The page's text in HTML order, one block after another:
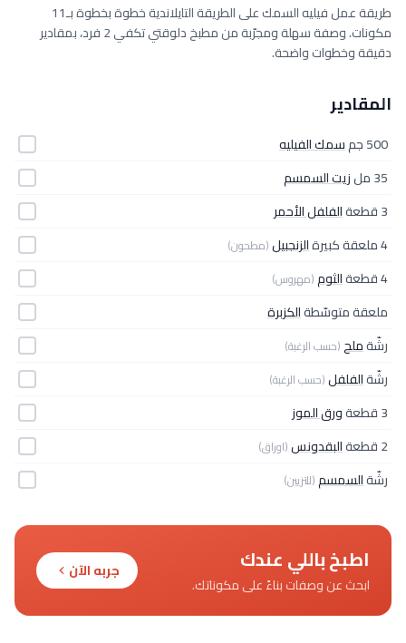
طريقة عمل فيليه السمك على الطريقة التايلاندية خطوة بخطوة بـ11
مكونات. وصفة سهلة ومجرّبة من مطبخ دلوقتي تكفي 2 فرد، بمقادير
دقيقة وخطوات واضحة.
المقادير
500 جم
سمك الفيليه
35 مل
زيت السمسم
3 قطعة
الفلفل الأحمر
4 ملعقة كبيرة
الزنجبيل(مطحون)
4 قطعة الثوم(مهروس)
ملعقة متوسّطةالكزبرة
رشّةملح(حسب الرغبة)
رشّةالفلفل(حسب الرغبة)
3 قطعة
ورق الموز
2 قطعة
البقدونس(اوراق)
رشّةالسمسم(للتزيين)
اطبخ باللي عندك
ابحث عن وصفات بناءً على مكوناتك.
جربه الآن